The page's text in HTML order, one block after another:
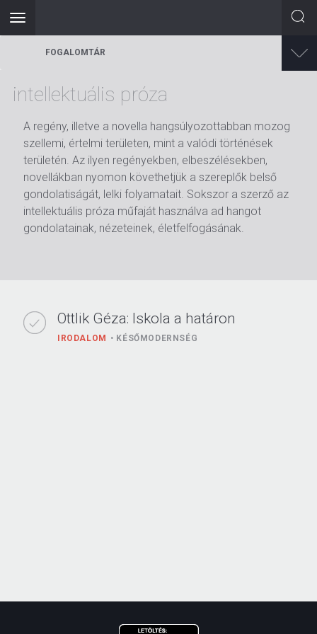
Toggle
navigation
FOGALOMTÁR
intellektuális próza
A regény, illetve a novella hangsúlyozottabban mozog
szellemi, értelmi területen, mint a valódi történések
területén. Az ilyen regényekben, elbeszélésekben,
novellákban nyomon követhetjük a szereplők belső
gondolatiságát, lelki folyamatait. Sokszor a szerző az
intellektuális próza műfaját használva ad hangot
gondolatainak, nézeteinek, életfelfogásának.
Ottlik Géza: Iskola a határon
IRODALOM KÉSŐMODERNSÉG